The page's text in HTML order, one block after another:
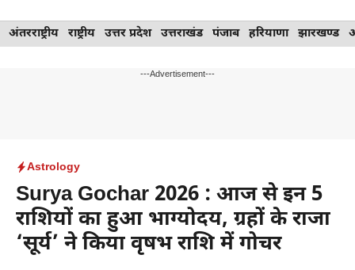
Skip
to
अंतरराष्ट्रीय राष्ट्रीय उत्तर प्रदेश उत्तराखंड पंजाब हरियाणा झारखण्ड
---Advertisement---
Astrology
Surya Gochar 2026 : आज से इन 5
राशियों का हुआ भाग्योदय, ग्रहों के राजा
‘सूर्य’ ने किया वृषभ राशि में गोचर